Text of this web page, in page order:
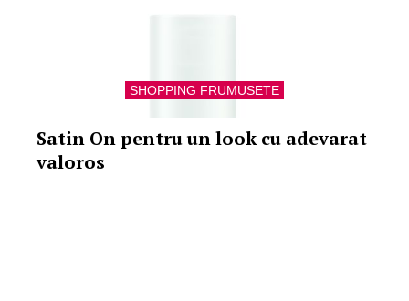
SHOPPING FRUMUSETE
Satin On pentru un look cu adevarat
valoros